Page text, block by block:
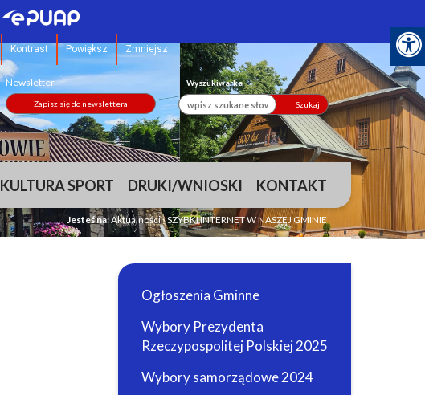
Kontrast Powiększ Zmniejsz
Newsletter
Zapisz się do newslettera
Wyszukiwarka
Szukaj
KULTURA SPORT DRUKI/WNIOSKI KONTAKT
Jesteś na:Aktualności›SZYBKI INTERNET W NASZEJ GMINIE
Ogłoszenia Gminne
Wybory Prezydenta
Rzeczypospolitej Polskiej 2025
Wybory samorządowe 2024